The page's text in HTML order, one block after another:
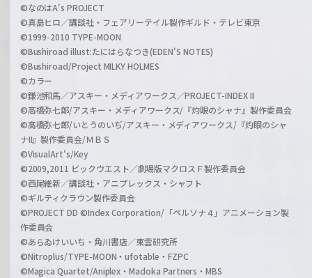
©なのはA's PROJECT
©真島ヒロ／講談社・フェアリーテイル製作ギルド・テレビ東京
©1999-2010 TYPE-MOON
©Bushiroad illust:たにはらなつき(EDEN'S NOTES)
©Bushiroad/Project MILKY HOLMES
©カラー
©鎌池和馬／アスキー・メディアワークス／PROJECT-INDEX II
©高橋弥七郎/アスキー・メディアワークス/『灼眼のシャナ』製作委員会
©高橋弥七郎/いとうのいぢ/アスキー・メディアワークス/『灼眼のシャ
ナII』製作委員会/ＭＢＳ
©VisualArt's/Key
©2009,2011 ビックウエスト／劇場版マクロスＦ製作委員会
©西尾維新／講談社・アニプレックス・シャフト
©ギルティクラウン製作委員会
©PROJECT DD ©Index Corporation/「ペルソナ４」アニメーション製
作委員会
©あらゐけいいち・角川書店／東雲研究所
©Nitroplus/TYPE-MOON・ufotable・FZPC
©Magica Quartet/Aniplex・Madoka Partners・MBS